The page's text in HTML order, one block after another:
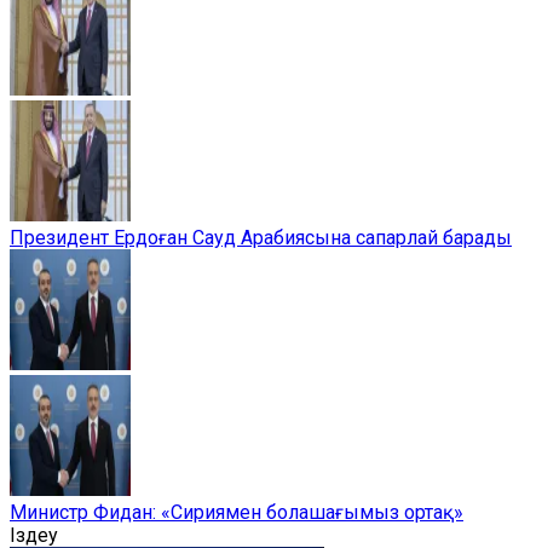
Президент Ердоған Сауд Арабиясына сапарлай барады
Министр Фидан: «Сириямен болашағымыз ортақ»
Іздеу